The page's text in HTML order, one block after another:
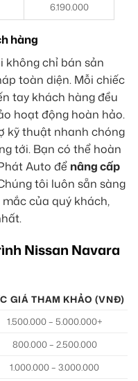
6.190.000
hàng
không chỉ bán sản
toàn diện. Mỗi chiếc
tay khách hàng đều
hoạt động hoàn hảo.
kỹ thuật nhanh chóng
tới. Bạn có thể hoàn
Auto để nâng cấp
tôi luôn sẵn sàng
của quý khách,
Nissan Navara
GIÁ THAM KHẢO (VNĐ)
1.500.000 – 5.000.000+
800.000 – 2.500.000
1.000.000 – 3.000.000